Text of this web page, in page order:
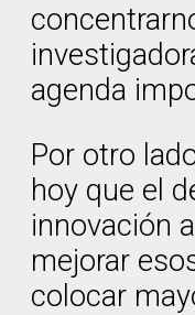
agenda
Por otro
hoy que el
innovación
mejorar
colocar